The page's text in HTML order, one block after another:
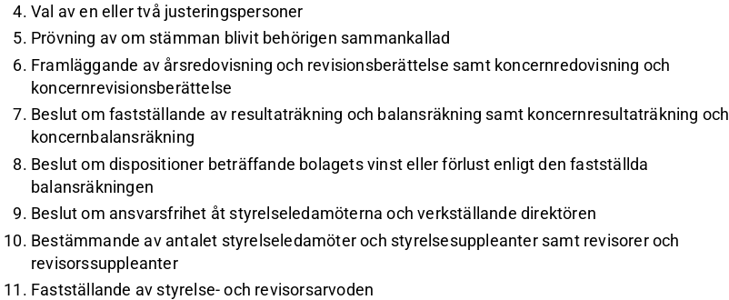
Val av en eller två justeringspersoner
Prövning av om stämman blivit behörigen sammankallad
Framläggande av årsredovisning och revisionsberättelse samt koncernredovisning och
koncernrevisionsberättelse
Beslut om fastställande av resultaträkning och balansräkning samt koncernresultaträkning och
koncernbalansräkning
Beslut om dispositioner beträffande bolagets vinst eller förlust enligt den fastställda
balansräkningen
Beslut om ansvarsfrihet åt styrelseledamöterna och verkställande direktören
Bestämmande av antalet styrelseledamöter och styrelsesuppleanter samt revisorer och
revisorssuppleanter
Fastställande av styrelse- och revisorsarvoden